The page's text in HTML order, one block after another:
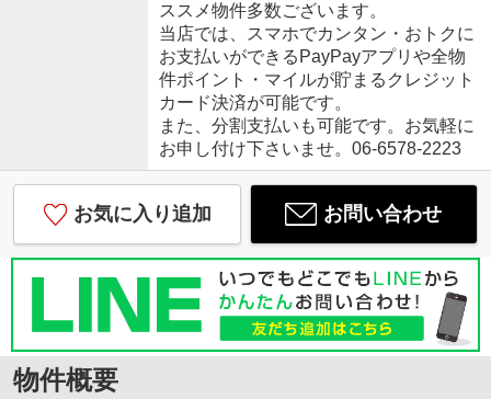
ススメ物件多数ございます。
当店では、スマホでカンタン・おトクに
お支払いができるPayPayアプリや全物
件ポイント・マイルが貯まるクレジット
カード決済が可能です。
また、分割支払いも可能です。お気軽に
お申し付け下さいませ。06-6578-2223
お気に入り追加 お問い合わせ
物件概要